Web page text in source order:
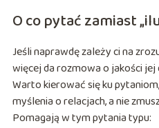
O co pytać zamiast
Jeśli naprawdę zależy ci na
więcej da rozmowa o jakości jej
Warto kierować się ku
myślenia o relacjach, a nie
Pomagają w tym pytania typu: